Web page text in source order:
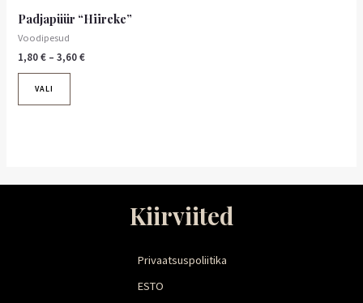
Padjapüür “Hiireke”
Voodipesud
1,80€ – 3,60€
VALI
Kiirviited
Privaatsuspoliitika
ESTO